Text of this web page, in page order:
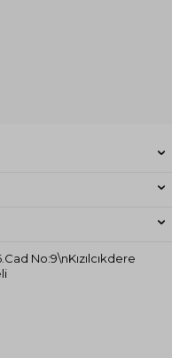
No:9\nKızılcıkdere